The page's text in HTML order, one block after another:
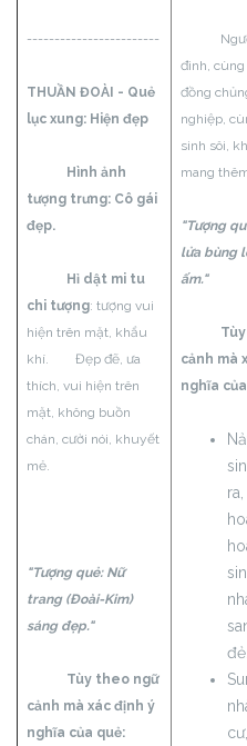
------------------------
THUẦN ĐOÀI - Quẻ
lục xung: Hiện đẹp
Hình ảnh
tượng trưng: Cô gái
đẹp.
Hỉ dật mi tu
chi tượng: tượng vui
hiện trên mặt, khẩu
khí. Đẹp đẽ, ưa
thích, vui hiện trên
mặt, không buồn
chán, cười nói, khuyết
mẻ.
"Tượng quẻ: Nữ
trang (Đoài-Kim)
sáng đẹp."
Tùy theo ngữ
cảnh mà xác định ý
nghĩa của quẻ:
Người
đinh, cùng
đồng
nghiệp,
sinh sôi,
mang
"Tượng
lửa bùng
ấm."
Tùy
cảnh mà
nghĩa